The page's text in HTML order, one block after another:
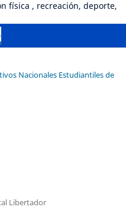
física , recreación, deporte,
Nacionales Estudiantiles de
Libertador